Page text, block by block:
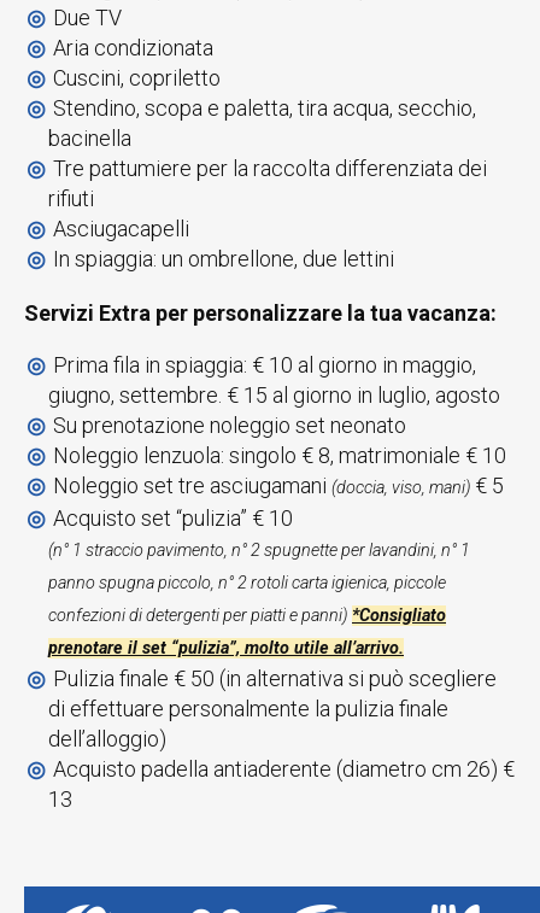
Due TV
Aria condizionata
Cuscini, copriletto
Stendino, scopa e paletta, tira acqua, secchio,
bacinella
Tre pattumiere per la raccolta differenziata dei
rifiuti
Asciugacapelli
In spiaggia: un ombrellone, due lettini
Servizi Extra per personalizzare la tua vacanza:
Prima fila in spiaggia: € 10 al giorno in maggio,
giugno, settembre. € 15 al giorno in luglio, agosto
Su prenotazione noleggio set neonato
Noleggio lenzuola: singolo € 8, matrimoniale € 10
Noleggio set tre asciugamani (doccia, viso, mani) € 5
Acquisto set “pulizia” € 10
(n° 1 straccio pavimento, n° 2 spugnette per lavandini, n° 1
panno spugna piccolo, n° 2 rotoli carta igienica, piccole
confezioni di detergenti per piatti e panni) *Consigliato
prenotare il set “pulizia”, molto utile all’arrivo.
Pulizia finale € 50 (in alternativa si può scegliere
di effettuare personalmente la pulizia finale
dell’alloggio)
Acquisto padella antiaderente (diametro cm 26) €
13